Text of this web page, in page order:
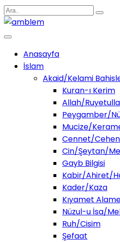
Anasayfa
İslam
Akaid/Kelami
Kuran-ı Kerim
Allah/
Peygamber/
Mucize/
Cennet/
Cin/Şeytan/
Gayb Bilgisi
Kabir/Ahiret/
Kader/Kaza
Kıyamet
Nüzul-u İsa/
Ruh/Cisim
Şefaat